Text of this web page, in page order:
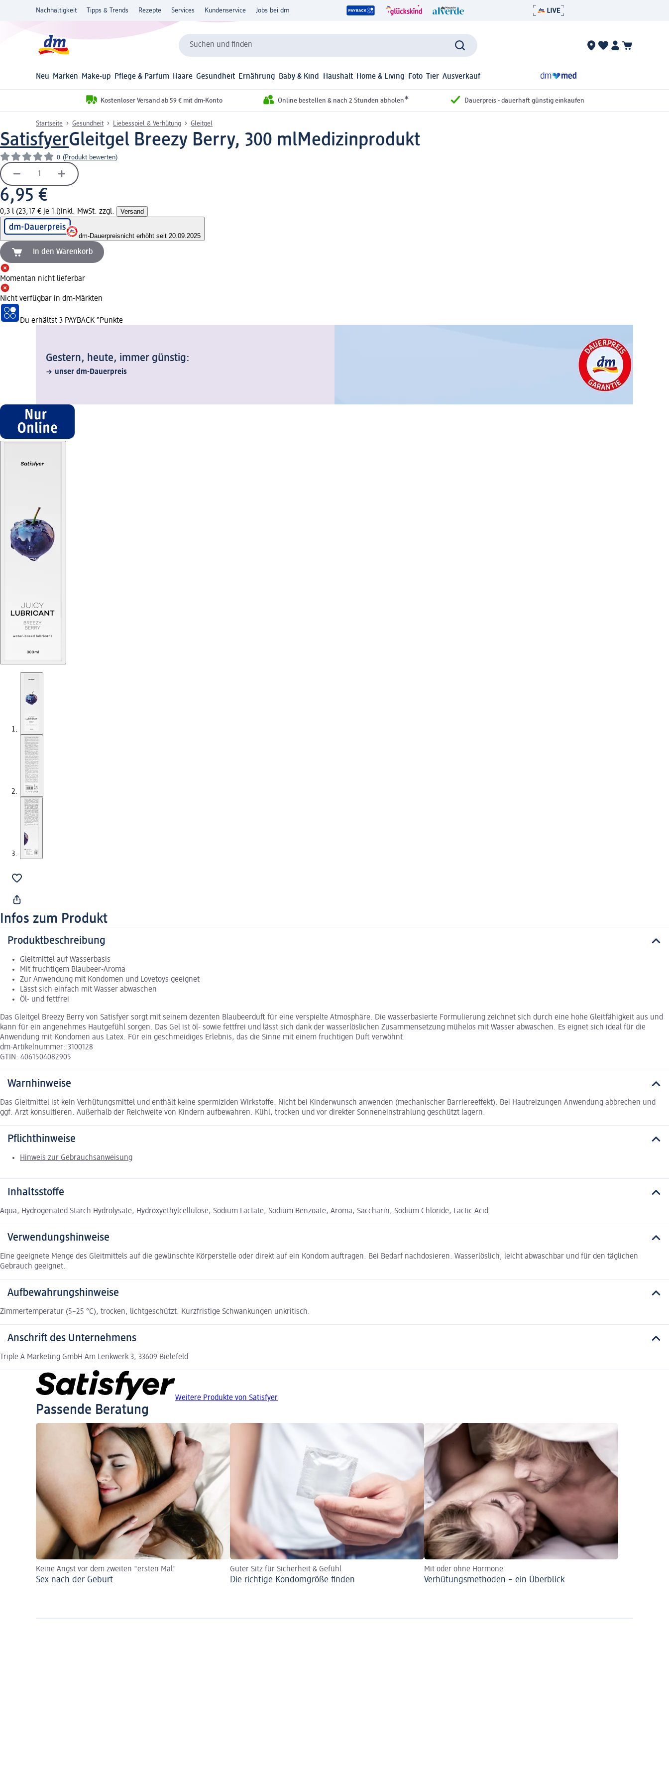
Nachhaltigkeit Tipps & Trends Rezepte Services Kundenservice Jobs bei dm
Suchen und finden
Neu Marken Make-up Pflege & Parfum Haare Gesundheit Ernährung Baby & Kind Haushalt Home & Living Foto Tier Ausverkauf
Kostenloser Versand ab 59 € mit dm-Konto Online bestellen & nach 2 Stunden abholen* Dauerpreis - dauerhaft günstig einkaufen
Startseite Gesundheit Liebesspiel & Verhütung Gleitgel
SatisfyerGleitgel Breezy Berry, 300 mlMedizinprodukt
0 (Produkt bewerten)
6,95 €
0,3 l (23,17 € je 1 l)inkl. MwSt. zzgl. Versand
dm-Dauerpreisnicht erhöht seit 20.09.2025
In den Warenkorb
Momentan nicht lieferbar
Nicht verfügbar in dm-Märkten
Du erhältst 3 PAYBACK °Punkte
Gestern, heute, immer günstig:
unser dm-Dauerpreis
Infos zum Produkt
Produktbeschreibung
Gleitmittel auf Wasserbasis
Mit fruchtigem Blaubeer-Aroma
Zur Anwendung mit Kondomen und Lovetoys geeignet
Lässt sich einfach mit Wasser abwaschen
Öl- und fettfrei
Das Gleitgel Breezy Berry von Satisfyer sorgt mit seinem dezenten Blaubeerduft für eine verspielte Atmosphäre. Die wasserbasierte Formulierung zeichnet sich durch eine hohe Gleitfähigkeit aus und
kann für ein angenehmes Hautgefühl sorgen. Das Gel ist öl- sowie fettfrei und lässt sich dank der wasserlöslichen Zusammensetzung mühelos mit Wasser abwaschen. Es eignet sich ideal für die
Anwendung mit Kondomen aus Latex. Für ein geschmeidiges Erlebnis, das die Sinne mit einem fruchtigen Duft verwöhnt.
dm-Artikelnummer: 3100128
GTIN: 4061504082905
Warnhinweise
Das Gleitmittel ist kein Verhütungsmittel und enthält keine spermiziden Wirkstoffe. Nicht bei Kinderwunsch anwenden (mechanischer Barriereeffekt). Bei Hautreizungen Anwendung abbrechen und
ggf. Arzt konsultieren. Außerhalb der Reichweite von Kindern aufbewahren. Kühl, trocken und vor direkter Sonneneinstrahlung geschützt lagern.
Pflichthinweise
Hinweis zur Gebrauchsanweisung
Inhaltsstoffe
Aqua, Hydrogenated Starch Hydrolysate, Hydroxyethylcellulose, Sodium Lactate, Sodium Benzoate, Aroma, Saccharin, Sodium Chloride, Lactic Acid
Verwendungshinweise
Eine geeignete Menge des Gleitmittels auf die gewünschte Körperstelle oder direkt auf ein Kondom auftragen. Bei Bedarf nachdosieren. Wasserlöslich, leicht abwaschbar und für den täglichen
Gebrauch geeignet.
Aufbewahrungshinweise
Zimmertemperatur (5–25 °C), trocken, lichtgeschützt. Kurzfristige Schwankungen unkritisch.
Anschrift des Unternehmens
Triple A Marketing GmbH Am Lenkwerk 3, 33609 Bielefeld
Weitere Produkte von Satisfyer
Passende Beratung
Keine Angst vor dem zweiten "ersten Mal"
Sex nach der Geburt
Guter Sitz für Sicherheit & Gefühl
Die richtige Kondomgröße finden
Mit oder ohne Hormone
Verhütungsmethoden – ein Überblick